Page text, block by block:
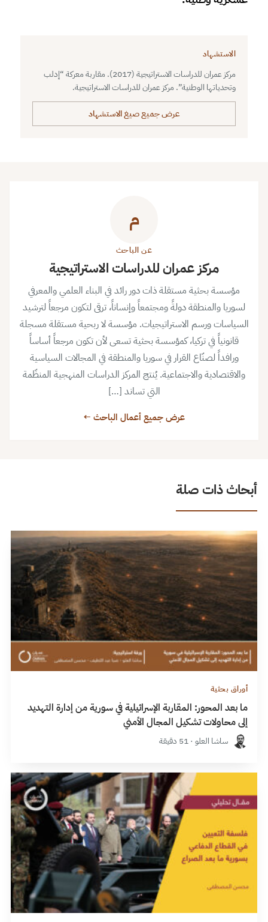
الاستشهاد
مركز عمران للدراسات الاستراتيجية (2017). مقاربة معركة “إدلب
وتحدياتها الوطنية”. مركز عمران للدراسات الاستراتيجية.
عرض جميع صيغ الاستشهاد
م
عن الباحث
مركز عمران للدراسات الاستراتيجية
مؤسسة بحثية مستقلة ذات دور رائد في البناء العلمي والمعرفي
لسوريا والمنطقة دولةً ومجتمعاً وإنساناً، ترقى لتكون مرجعاً لترشيد
السياسات ورسم الاستراتيجيات. مؤسسة لا ربحية مستقلة مسجلة
قانونياً في تركيا، كمؤسسة بحثية تسعى لأن تكون مرجعاً أساساً
ورافداً لصنّاع القرار في سوريا والمنطقة في المجالات السياسية
والاقتصادية والاجتماعية. يُنتج المركز الدراسات المنهجية المنظّمة
التي تساند […]
عرض جميع أعمال الباحث ←
أبحاث ذات صلة
أوراق بحثية
ما بعد المحور: المقاربة الإسرائيلية في سورية من إدارة التهديد
إلى محاولات تشكيل المجال الأمني
ساشا العلو · 51 دقيقة